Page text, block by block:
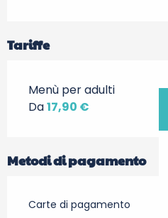
Tariffe
Menù per adulti
Da17,90 €
Metodi di pagamento
Carte di pagamento